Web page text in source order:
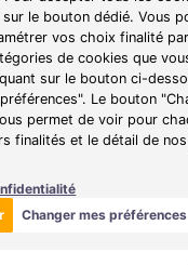
le bouton dédié. Vous
vos choix finalité
de cookies que
sur le bouton ci-
Le bouton
permet de voir pour
finalités et le détail de
Changer mes préférences
À